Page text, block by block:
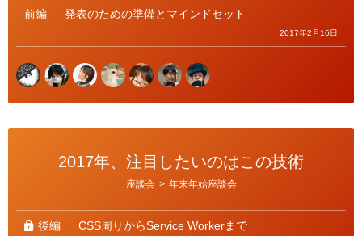
前編 発表のための準備とマインドセット
2017年2月16日
2017年、注目したいのはこの技術
リ
ー
座談会 > 年末年始座談会
後編 CSS周りからService Workerまで